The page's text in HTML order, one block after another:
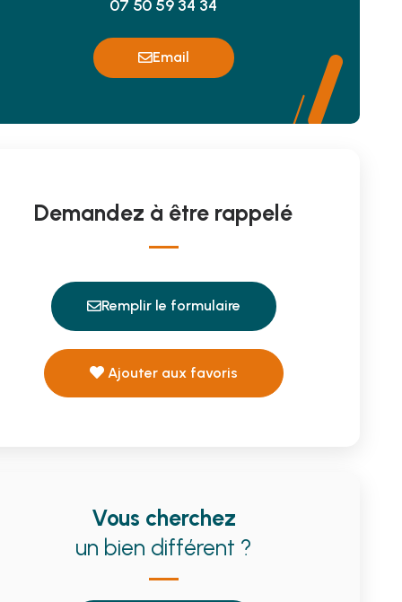
07 50 59 34 34
Email
Demandez à être rappelé
Remplir le formulaire
Ajouter aux favoris
Vous cherchez
un bien différent ?